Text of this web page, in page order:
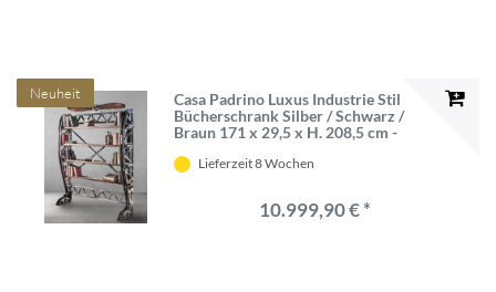
Neuheit
Casa Padrino Luxus Industrie Stil
Bücherschrank Silber / Schwarz /
Braun 171 x 29,5 x H. 208,5 cm -
Flugzeug Propeller - Büroschrank -
Lieferzeit 8 Wochen
10.999,90 € *